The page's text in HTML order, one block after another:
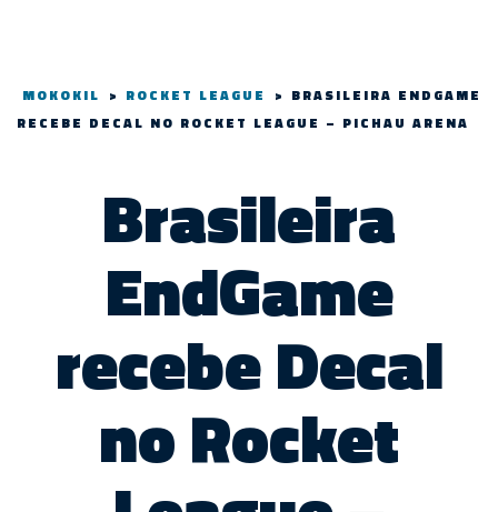
MOKOKIL > ROCKET LEAGUE > BRASILEIRA ENDGAME
RECEBE DECAL NO ROCKET LEAGUE – PICHAU ARENA
Brasileira
EndGame
recebe Decal
no Rocket